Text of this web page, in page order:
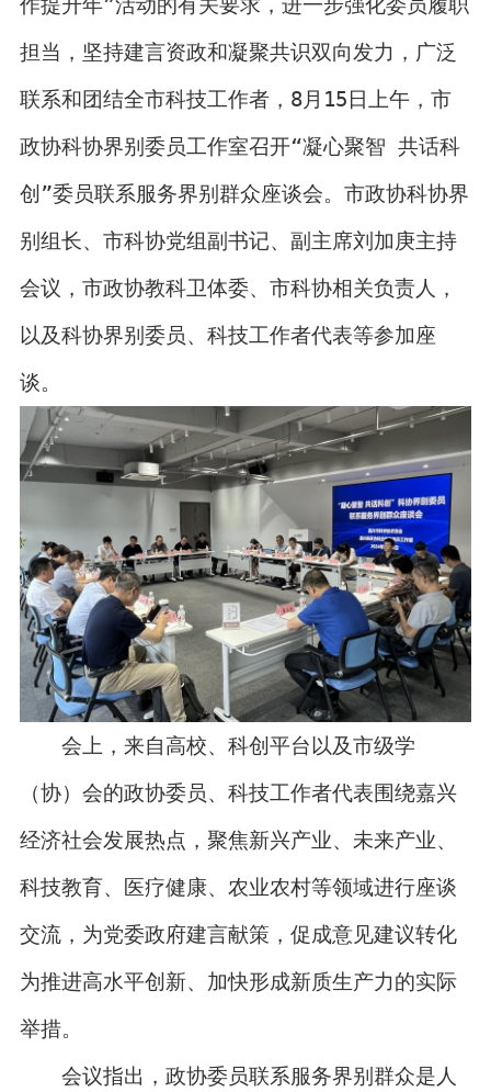
担当，坚持建言资政和凝聚共识双向发力，广泛
联系和团结全市科技工作者，8月15日上午，市
政协科协界别委员工作室召开“凝心聚智 共话科
创”委员联系服务界别群众座谈会。市政协科协界
别组长、市科协党组副书记、副主席刘加庚主持
会议，市政协教科卫体委、市科协相关负责人，
以及科协界别委员、科技工作者代表等参加座
谈。
会上，来自高校、科创平台以及市级学
（协）会的政协委员、科技工作者代表围绕嘉兴
经济社会发展热点，聚焦新兴产业、未来产业、
科技教育、医疗健康、农业农村等领域进行座谈
交流，为党委政府建言献策，促成意见建议转化
为推进高水平创新、加快形成新质生产力的实际
举措。
会议指出，政协委员联系服务界别群众是人